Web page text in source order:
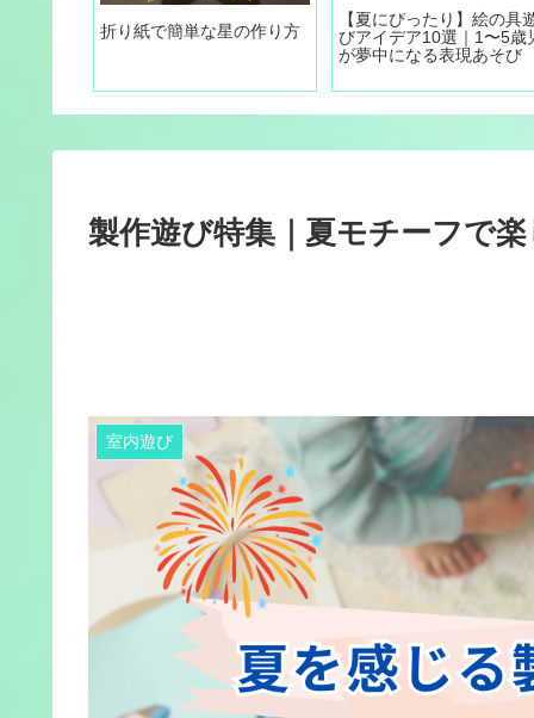
折り紙で簡単な星の作り方
【夏にぴったり】絵の具
びアイデア10選｜1〜5歳
が夢中になる表現あそび
製作遊び特集｜夏モチーフで
室内遊び